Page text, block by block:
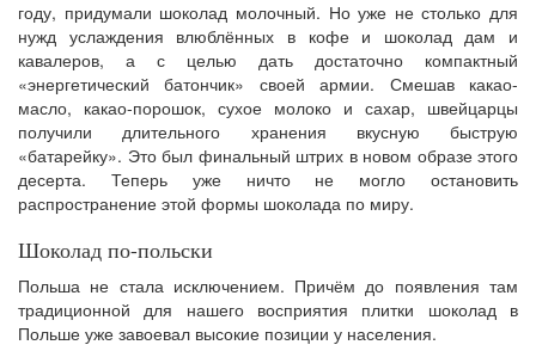
году, придумали шоколад молочный. Но уже не столько для
нужд услаждения влюблённых в кофе и шоколад дам и
кавалеров, а с целью дать достаточно компактный
«энергетический батончик» своей армии. Смешав какао-
масло, какао-порошок, сухое молоко и сахар, швейцарцы
получили длительного хранения вкусную быструю
«батарейку». Это был финальный штрих в новом образе этого
десерта. Теперь уже ничто не могло остановить
распространение этой формы шоколада по миру.
Шоколад по-польски
Польша не стала исключением. Причём до появления там
традиционной для нашего восприятия плитки шоколад в
Польше уже завоевал высокие позиции у населения.